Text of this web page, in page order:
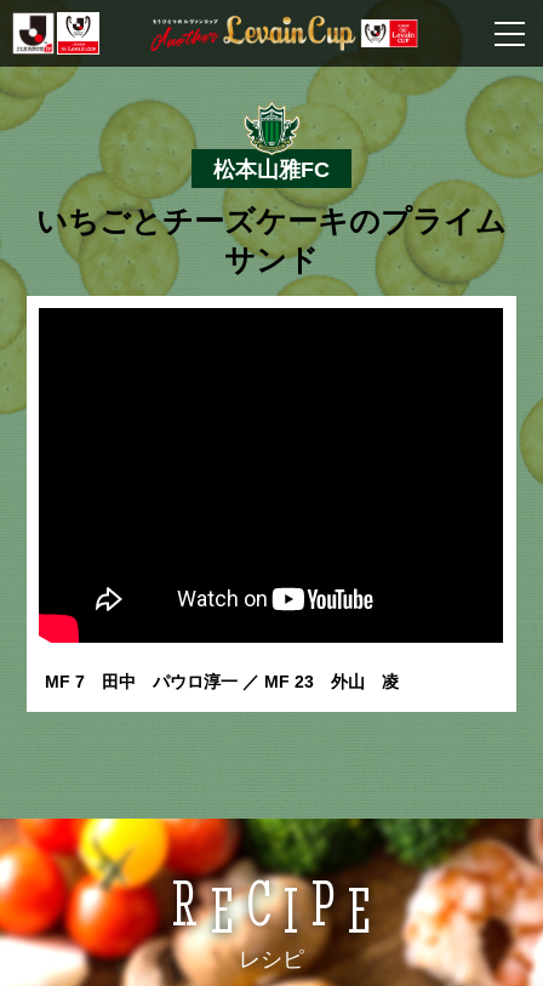
松本山雅FC
いちごとチーズケーキのプライム
サンド
MF 7 田中 パウロ淳一 ／ MF 23 外山 凌
RECIPE
レシピ